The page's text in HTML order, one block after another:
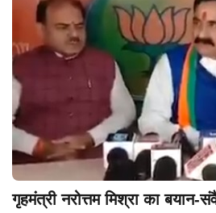
गृहमंत्री नरोत्तम मिश्रा का